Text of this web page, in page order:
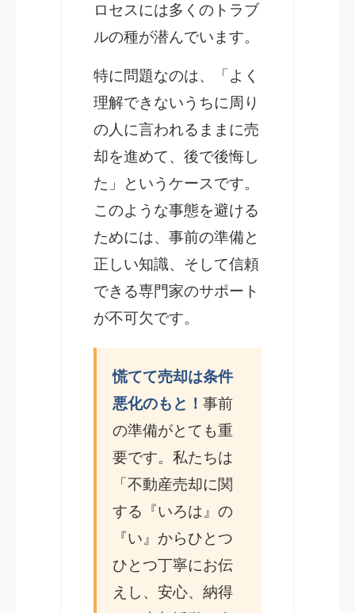
ロセスには多くのトラブ
ルの種が潜んでいます。
特に問題なのは、「よく
理解できないうちに周り
の人に言われるままに売
却を進めて、後で後悔し
た」というケースです。
このような事態を避ける
ためには、事前の準備と
正しい知識、そして信頼
できる専門家のサポート
が不可欠です。
慌てて売却は条件
悪化のもと！ 事前
の準備がとても重
要です。私たちは
「不動産売却に関
する『いろは』の
『い』からひとつ
ひとつ丁寧にお伝
えし、安心、納得